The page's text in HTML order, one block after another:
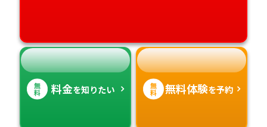
高知県
沖縄県
無
料 料金を知りたい 無
料 無料体験を予約